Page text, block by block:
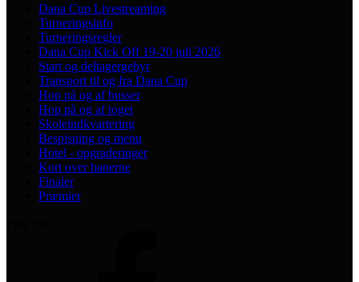
Dana Cup Livestreaming
Turneringsinfo
Turneringsregler
Dana Cup Kick Off 19-20 juli 2026
Start og deltagergebyr
Transport til og fra Dana Cup
Hop på og af busser
Hop på og af toget
Skoleindkvartering
Bespisning og menu
Hotel - opgraderinger
Kort over banerne
Finaler
Præmier